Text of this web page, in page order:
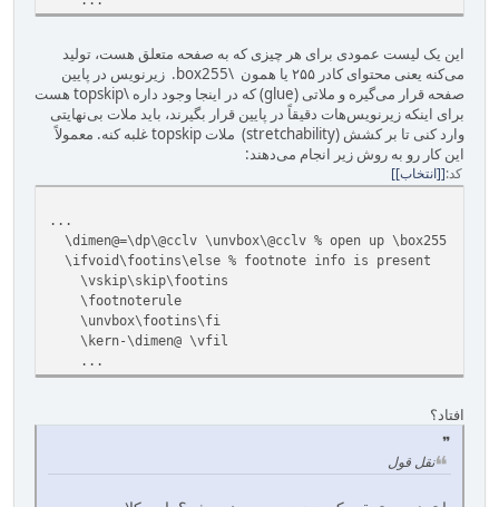
این یک لیست عمودی برای هر چیزی که به صفحه متعلق هست، تولید
می‌کنه یعنی محتوای کادر ۲۵۵ یا همون \box255. زیرنویس در پایین
صفحه قرار می‌گیره و ملاتی (glue) که در اینجا وجود داره \topskip هست
برای اینکه زیرنویس‌هات دقیقاً در پایین قرار بگیرند، باید ملات بی‌نهایتی
وارد کنی تا بر کشش (stretchability) ملات topskip غلبه کنه. معمولاً
این کار رو به روش زیر انجام می‌دهند:
کد [انتخاب]
...
\dimen@=\dp\@cclv \unvbox\@cclv % open up \box255
\ifvoid\footins\else % footnote info is present
\vskip\skip\footins
\footnoterule
\unvbox\footins\fi
\kern-\dimen@ \vfil
...
افتاد؟
نقل قول